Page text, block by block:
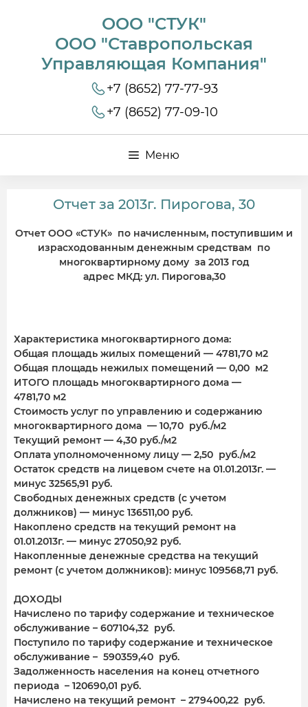
ООО "СТУК"
ООО "Ставропольская
Управляющая Компания"
+7 (8652) 77-77-93
+7 (8652) 77-09-10
Меню
Отчет за 2013г. Пирогова, 30
Отчет ООО «СТУК» по начисленным, поступившим и
израсходованным денежным средствам по
многоквартирному дому за 2013 год
адрес МКД: ул. Пирогова,30
Характеристика многоквартирного дома:
Общая площадь жилых помещений — 4781,70 м2
Общая площадь нежилых помещений — 0,00 м2
ИТОГО площадь многоквартирного дома —
4781,70 м2
Стоимость услуг по управлению и содержанию
многоквартирного дома — 10,70 руб./м2
Текущий ремонт — 4,30 руб./м2
Оплата уполномоченному лицу — 2,50 руб./м2
Остаток средств на лицевом счете на 01.01.2013г. —
минус 32565,91 руб.
Свободных денежных средств (с учетом
должников) — минус 136511,00 руб.
Накоплено средств на текущий ремонт на
01.01.2013г. — минус 27050,92 руб.
Накопленные денежные средства на текущий
ремонт (с учетом должников): минус 109568,71 руб.
ДОХОДЫ
Начислено по тарифу содержание и техническое
обслуживание – 607104,32 руб.
Поступило по тарифу содержание и техническое
обслуживание – 590359,40 руб.
Задолженность населения на конец отчетного
периода – 120690,01 руб.
Начислено на текущий ремонт – 279400,22 руб.